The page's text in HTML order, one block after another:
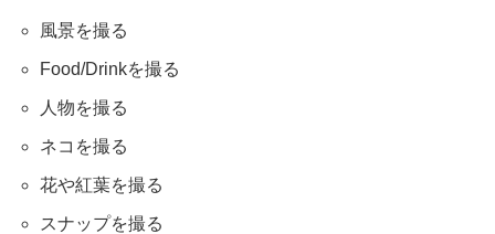
風景を撮る
Food/Drinkを撮る
人物を撮る
ネコを撮る
花や紅葉を撮る
スナップを撮る